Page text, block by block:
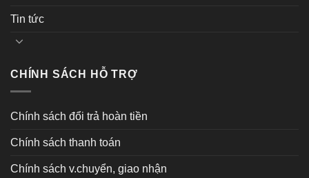
Tin tức
CHÍNH SÁCH HỖ TRỢ
Chính sách đổi trả hoàn tiền
Chính sách thanh toán
Chính sách v.chuyển, giao nhận